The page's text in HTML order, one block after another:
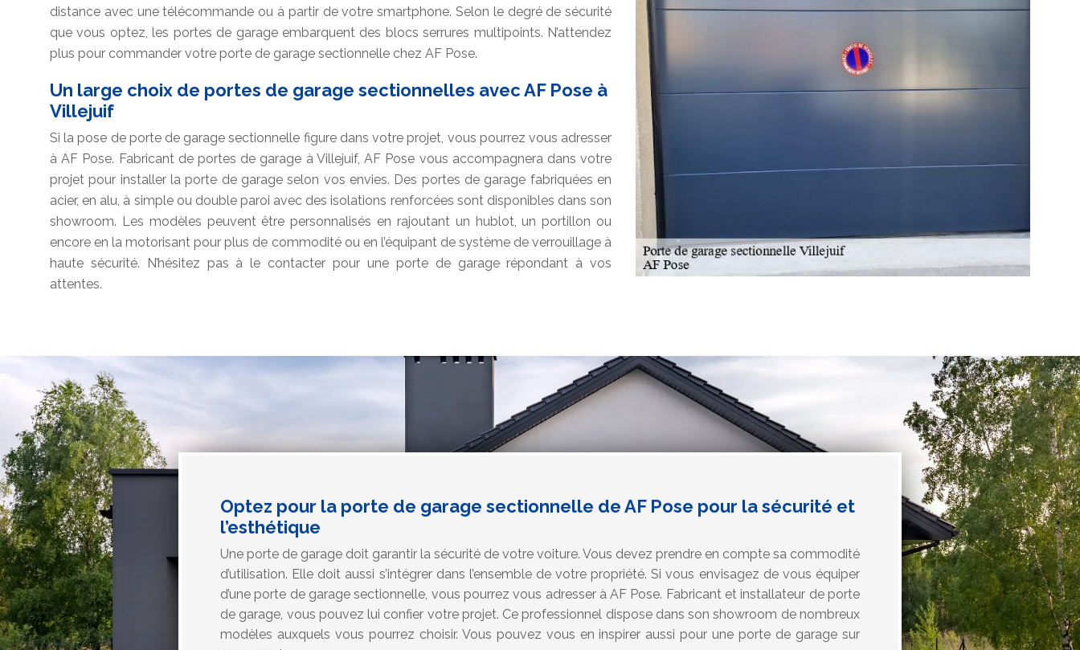
distance avec une télécommande ou à partir de votre smartphone. Selon le degré de sécurité
que vous optez, les portes de garage embarquent des blocs serrures multipoints. N’attendez
plus pour commander votre porte de garage sectionnelle chez AF Pose.
Un large choix de portes de garage sectionnelles avec AF Pose à
Villejuif
Si la pose de porte de garage sectionnelle figure dans votre projet, vous pourrez vous adresser
à AF Pose. Fabricant de portes de garage à Villejuif, AF Pose vous accompagnera dans votre
projet pour installer la porte de garage selon vos envies. Des portes de garage fabriquées en
acier, en alu, à simple ou double paroi avec des isolations renforcées sont disponibles dans son
showroom. Les modèles peuvent être personnalisés en rajoutant un hublot, un portillon ou
encore en la motorisant pour plus de commodité ou en l’équipant de système de verrouillage à
haute sécurité. N’hésitez pas à le contacter pour une porte de garage répondant à vos
attentes.
Optez pour la porte de garage sectionnelle de AF Pose pour la sécurité et
l’esthétique
Une porte de garage doit garantir la sécurité de votre voiture. Vous devez prendre en compte sa commodité
d’utilisation. Elle doit aussi s’intégrer dans l’ensemble de votre propriété. Si vous envisagez de vous équiper
d’une porte de garage sectionnelle, vous pourrez vous adresser à AF Pose. Fabricant et installateur de porte
de garage, vous pouvez lui confier votre projet. Ce professionnel dispose dans son showroom de nombreux
modèles auxquels vous pourrez choisir. Vous pouvez vous en inspirer aussi pour une porte de garage sur